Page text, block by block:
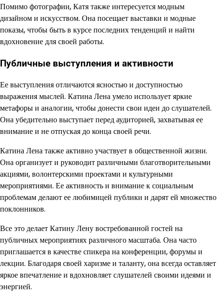
Помимо фотографии, Катя также интересуется модным
дизайном и искусством. Она посещает выставки и модные
показы, чтобы быть в курсе последних тенденций и найти
вдохновение для своей работы.
Публичные выступления и активности
Ее выступления отличаются ясностью и доступностью
выражения мыслей. Катина Лена умело использует яркие
метафоры и аналогии, чтобы донести свои идеи до слушателей.
Она убедительно выступает перед аудиторией, захватывая ее
внимание и не отпуская до конца своей речи.
Катина Лена также активно участвует в общественной жизни.
Она организует и руководит различными благотворительными
акциями, волонтерскими проектами и культурными
мероприятиями. Ее активность и внимание к социальным
проблемам делают ее любимицей публики и дарят ей множество
поклонников.
Все это делает Катину Лену востребованной гостей на
публичных мероприятиях различного масштаба. Она часто
приглашается в качестве спикера на конференции, форумы и
лекции. Благодаря своей харизме и таланту, она всегда оставляет
яркое впечатление и вдохновляет слушателей своими идеями и
энергией.